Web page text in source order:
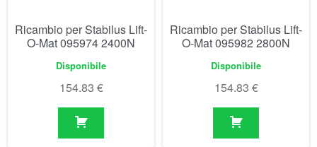
Ricambio per Stabilus Lift-
O-Mat 095974 2400N
Disponibile
154.83 €
Ricambio per Stabilus Lift-
O-Mat 095982 2800N
Disponibile
154.83 €